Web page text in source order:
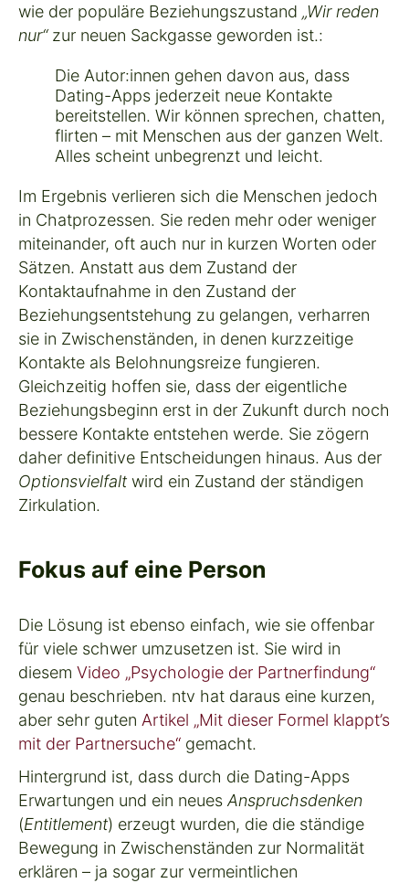
wie der populäre Beziehungszustand „Wir reden
nur“zur neuen Sackgasse geworden ist.:
Die Autor:innen gehen davon aus, dass
Dating-Apps jederzeit neue Kontakte
bereitstellen. Wir können sprechen, chatten,
flirten – mit Menschen aus der ganzen Welt.
Alles scheint unbegrenzt und leicht.
Im Ergebnis verlieren sich die Menschen jedoch
in Chatprozessen. Sie reden mehr oder weniger
miteinander, oft auch nur in kurzen Worten oder
Sätzen. Anstatt aus dem Zustand der
Kontaktaufnahme in den Zustand der
Beziehungsentstehung zu gelangen, verharren
sie in Zwischenständen, in denen kurzzeitige
Kontakte als Belohnungsreize fungieren.
Gleichzeitig hoffen sie, dass der eigentliche
Beziehungsbeginn erst in der Zukunft durch noch
bessere Kontakte entstehen werde. Sie zögern
daher definitive Entscheidungen hinaus. Aus der
Optionsvielfalt wird ein Zustand der ständigen
Zirkulation.
Fokus auf eine Person
Die Lösung ist ebenso einfach, wie sie offenbar
für viele schwer umzusetzen ist. Sie wird in
diesem Video „Psychologie der Partnerfindung“
genau beschrieben. ntv hat daraus eine kurzen,
aber sehr guten Artikel „Mit dieser Formel klappt’s
mit der Partnersuche“ gemacht.
Hintergrund ist, dass durch die Dating-Apps
Erwartungen und ein neues Anspruchsdenken
(Entitlement) erzeugt wurden, die die ständige
Bewegung in Zwischenständen zur Normalität
erklären – ja sogar zur vermeintlichen